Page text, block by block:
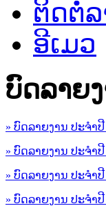
ຕິດຕໍ່ລ
ອີເມວ
ບົດລາຍ
» ບົດລາຍງານ ປະຈຳປີ
» ບົດລາຍງານ ປະຈຳປີ
» ບົດລາຍງານ ປະຈຳປີ
» ບົດລາຍງານ ປະຈຳປີ